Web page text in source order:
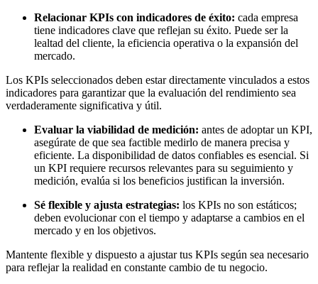
Relacionar KPIs con indicadores de éxito: cada empresa
tiene indicadores clave que reflejan su éxito. Puede ser la
lealtad del cliente, la eficiencia operativa o la expansión del
mercado.
Los KPIs seleccionados deben estar directamente vinculados a estos
indicadores para garantizar que la evaluación del rendimiento sea
verdaderamente significativa y útil.
Evaluar la viabilidad de medición: antes de adoptar un KPI,
asegúrate de que sea factible medirlo de manera precisa y
eficiente. La disponibilidad de datos confiables es esencial. Si
un KPI requiere recursos relevantes para su seguimiento y
medición, evalúa si los beneficios justifican la inversión.
Sé flexible y ajusta estrategias: los KPIs no son estáticos;
deben evolucionar con el tiempo y adaptarse a cambios en el
mercado y en los objetivos.
Mantente flexible y dispuesto a ajustar tus KPIs según sea necesario
para reflejar la realidad en constante cambio de tu negocio.